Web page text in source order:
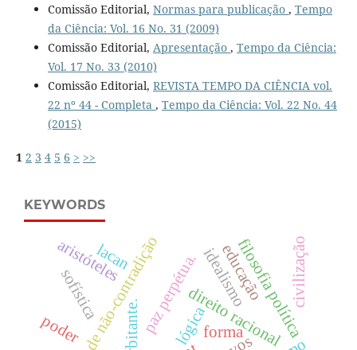
Comissão Editorial, Normas para publicação , Tempo
da Ciência: Vol. 16 No. 31 (2009)
Comissão Editorial, Apresentação , Tempo da Ciência:
Vol. 17 No. 33 (2010)
Comissão Editorial, REVISTA TEMPO DA CIÊNCIA vol.
22 nº 44 - Completa , Tempo da Ciência: Vol. 22 No. 44
(2015)
1 2 3 4 5 6 > >>
KEYWORDS
lógica
direito racional
filosofia política
paz perpétua.idealismo
forma
aristóteles
sofística civilização
educação
poder
lacan